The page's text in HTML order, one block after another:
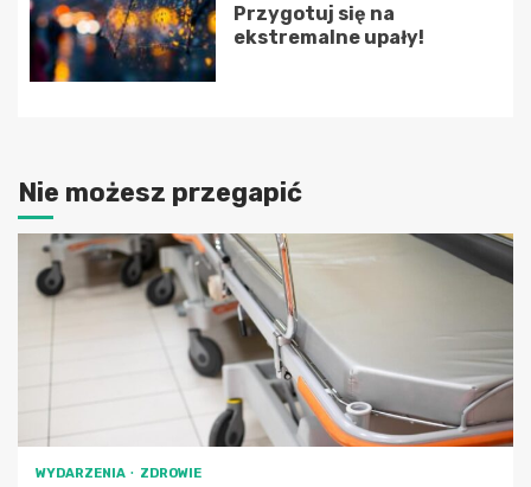
Przygotuj się na
ekstremalne upały!
Nie możesz przegapić
WYDARZENIA ZDROWIE